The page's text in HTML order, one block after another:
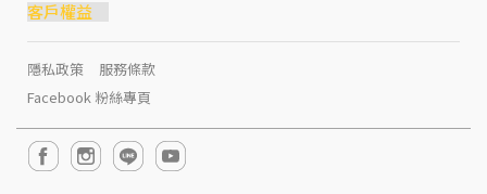
客戶權益
隱私政策
服務條款
Facebook 粉絲專頁